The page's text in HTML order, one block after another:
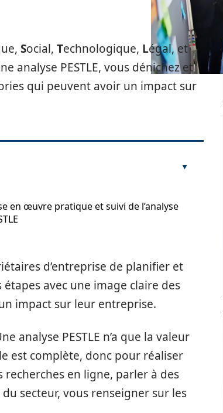
Social, Technologique, Légal, et
analyse PESTLE, vous dénichez et
qui peuvent avoir un impact sur
en œuvre pratique et suivi de l’analyse
d’entreprise de planifier et
avec une image claire des
impact sur leur entreprise.
analyse PESTLE n’a que la valeur
est complète, donc pour réaliser
en ligne, parler à des
secteur, vous renseigner sur les